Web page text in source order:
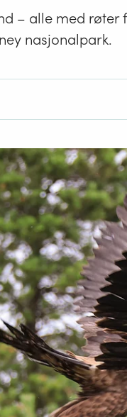
– alle med røter
nasjonalpark.